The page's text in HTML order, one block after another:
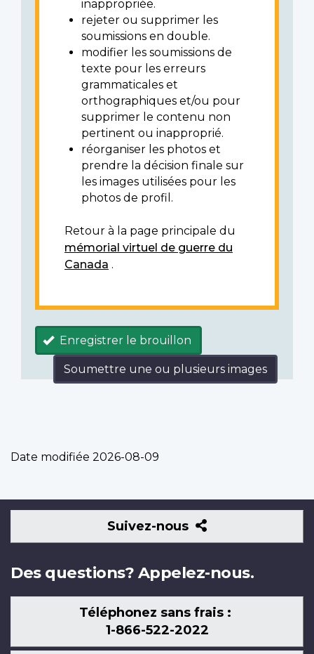
inappropriée.
rejeter ou supprimer les
soumissions en double.
modifier les soumissions de
texte pour les erreurs
grammaticales et
orthographiques et/ou pour
supprimer le contenu non
pertinent ou inapproprié.
réorganiser les photos et
prendre la décision finale sur
les images utilisées pour les
photos de profil.
Retour à la page principale du
mémorial virtuel de guerre du
Canada .
Enregistrer le brouillon
Soumettre une ou plusieurs images
Date modifiée 2026-08-09
Suivez-nous
Suivez-
nous
Des questions? Appelez-nous.
Téléphonez sans frais :
1-866-522-2022